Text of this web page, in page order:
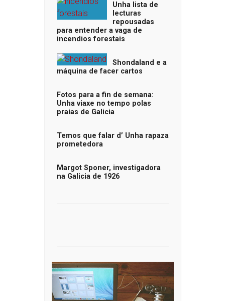
Unha lista de
lecturas
repousadas
para entender a vaga de
incendios forestais
Shondaland e a
máquina de facer cartos
Fotos para a fin de semana:
Unha viaxe no tempo polas
praias de Galicia
Temos que falar d’ Unha rapaza
prometedora
Margot Sponer, investigadora
na Galicia de 1926